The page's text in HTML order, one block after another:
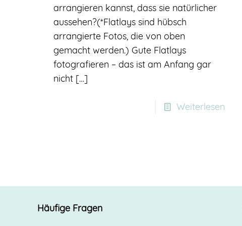
arrangieren kannst, dass sie natürlicher
aussehen?(*Flatlays sind hübsch
arrangierte Fotos, die von oben
gemacht werden.) Gute Flatlays
fotografieren – das ist am Anfang gar
nicht[…]
Weiterlesen
Häufige Fragen